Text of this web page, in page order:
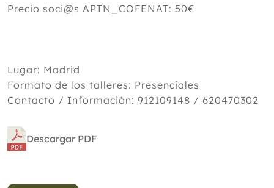
Precio soci@s APTN_COFENAT: 50€
Lugar: Madrid
Formato de los talleres: Presenciales
Contacto / Información: 912109148 / 620470302
Descargar PDF